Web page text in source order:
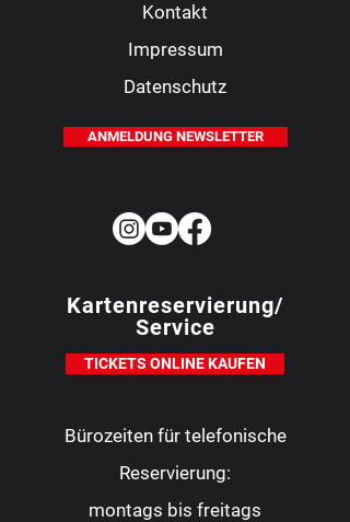
Kontakt
Impressum
Datenschutz
ANMELDUNG NEWSLETTER
Kartenreservierung/
Service
TICKETS ONLINE KAUFEN
Bürozeiten für telefonische
Reservierung:
montags bis freitags